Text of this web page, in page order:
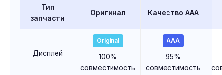
Тип
запчасти
Оригинал Качество AAA
Дисплей
Original
100%
совместимость
AAA
95%
совместимость